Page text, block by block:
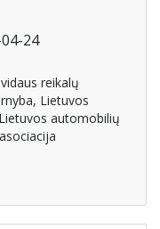
24
reikalų
Lietuvos
automobilių